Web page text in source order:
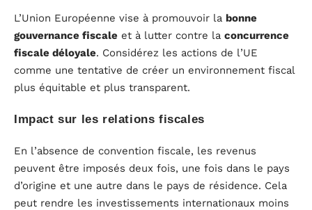
L’Union Européenne vise à promouvoir la bonne
gouvernance fiscale et à lutter contre la concurrence
fiscale déloyale. Considérez les actions de l’UE
comme une tentative de créer un environnement fiscal
plus équitable et plus transparent.
Impact sur les relations fiscales
En l’absence de convention fiscale, les revenus
peuvent être imposés deux fois, une fois dans le pays
d’origine et une autre dans le pays de résidence. Cela
peut rendre les investissements internationaux moins